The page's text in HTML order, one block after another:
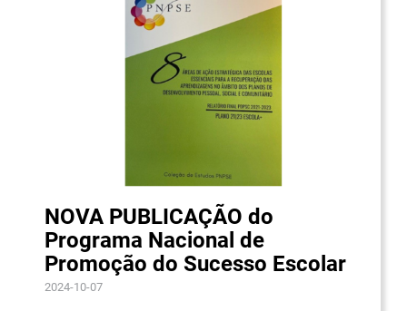
NOVA PUBLICAÇÃO do
Programa Nacional de
Promoção do Sucesso Escolar
2024-10-07